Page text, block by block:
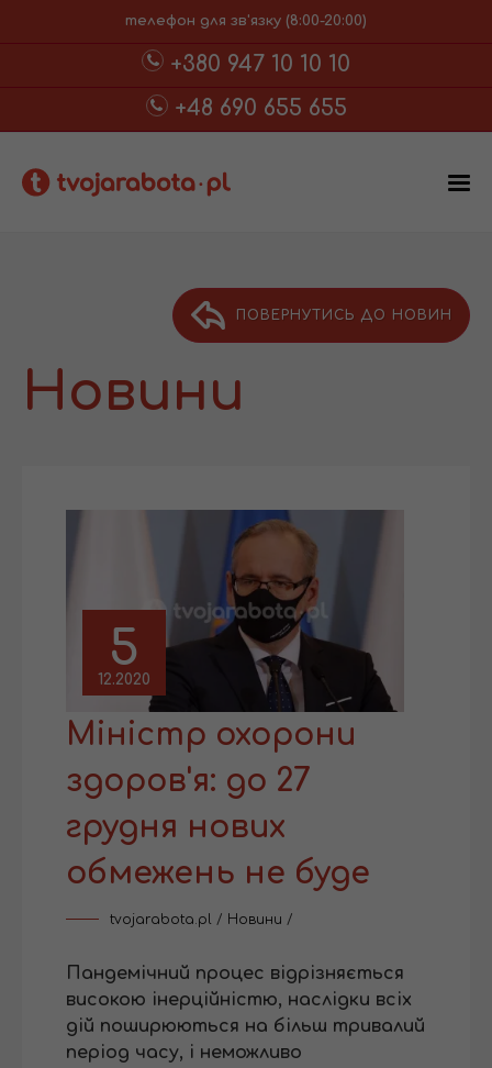
телефон для зв'язку (8:00-20:00)
+380 947 10 10 10
+48 690 655 655
ПОВЕРНУТИСЬ ДО НОВИН
Новини
5
12.2020
Міністр охорони
здоров'я: до 27
грудня нових
обмежень не буде
tvojarabota.pl / Новини /
Пандемічний процес відрізняється
високою інерційністю, наслідки всіх
дій поширюються на більш тривалий
період часу, і неможливо